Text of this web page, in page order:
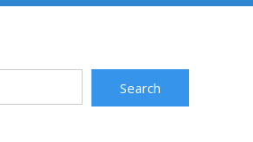
Search